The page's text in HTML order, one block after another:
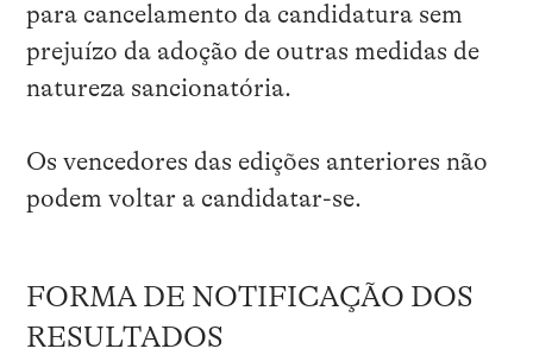
para cancelamento da candidatura sem
prejuízo da adoção de outras medidas de
natureza sancionatória.
Os vencedores das edições anteriores não
podem voltar a candidatar-se.
FORMA DE NOTIFICAÇÃO DOS
RESULTADOS